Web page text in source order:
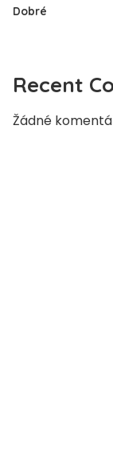
Dobré
Recent
Žádné